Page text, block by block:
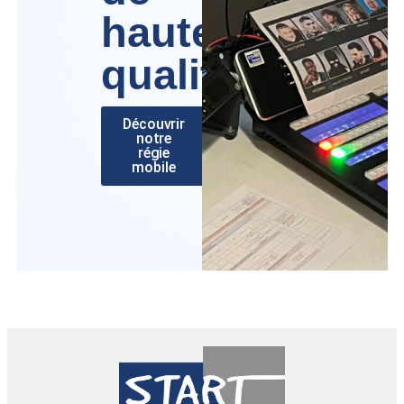
haute
qualité
Découvrir
notre
régie
mobile